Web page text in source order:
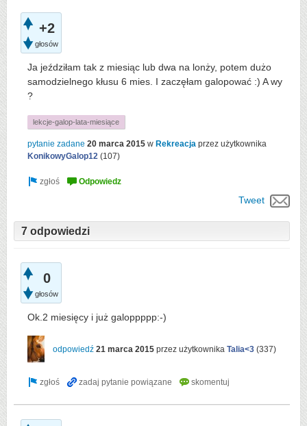
+2
głosów
Ja jeździłam tak z miesiąc lub dwa na lonży, potem dużo
samodzielnego kłusu 6 mies. I zaczęłam galopować :) A wy
?
lekcje-galop-lata-miesiące
pytanie zadane 20 marca 2015 w Rekreacja przez użytkownika
KonikowyGalop12 (107)
Tweet
7 odpowiedzi
0
głosów
Ok.2 miesięcy i już galoppppp:-)
odpowiedź 21 marca 2015 przez użytkownika Talia<3 (337)